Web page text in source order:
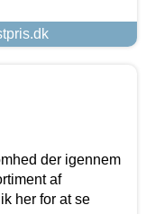
der igennem
af
her for at se